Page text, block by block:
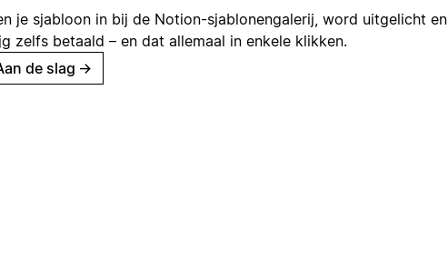
je sjabloon in bij de Notion-sjablonengalerij, word uitgelicht en
zelfs betaald – en dat allemaal in enkele klikken.
de slag →